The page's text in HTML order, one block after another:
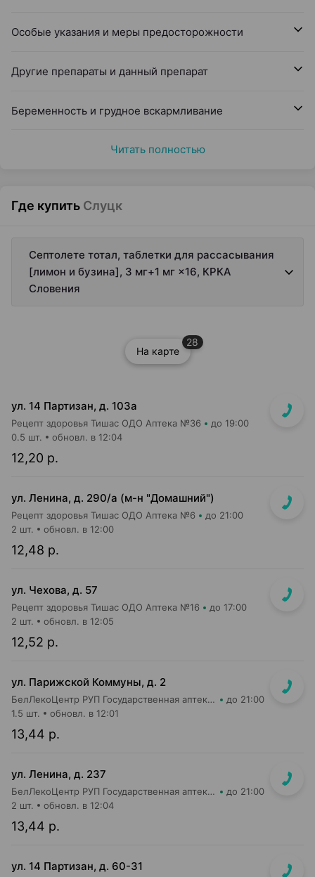
Особые указания и меры предосторожности
Другие препараты и данный препарат
Беременность и грудное вскармливание
Читать полностью
Где купить Слуцк
Септолете тотал, таблетки для рассасывания
[лимон и бузина], 3 мг+1 мг ×16, КРКА
Словения
На карте
28
ул. 14 Партизан, д. 103а
Рецепт здоровья Тишас ОДО Аптека №36 до 19:00
12,20 р.
0.5 шт. обновл. в 12:04
ул. Ленина, д. 290/а (м-н "Домашний")
Рецепт здоровья Тишас ОДО Аптека №6 до 21:00
12,48 р.
2 шт. обновл. в 12:00
ул. Чехова, д. 57
Рецепт здоровья Тишас ОДО Аптека №16 до 17:00
12,52 р.
2 шт. обновл. в 12:05
ул. Парижской Коммуны, д. 2
БелЛекоЦентр РУП Государственная аптека №19 до 21:00
13,44 р.
1.5 шт. обновл. в 12:01
ул. Ленина, д. 237
БелЛекоЦентр РУП Государственная аптека №47 до 21:00
13,44 р.
2 шт. обновл. в 12:04
ул. 14 Партизан, д. 60-31